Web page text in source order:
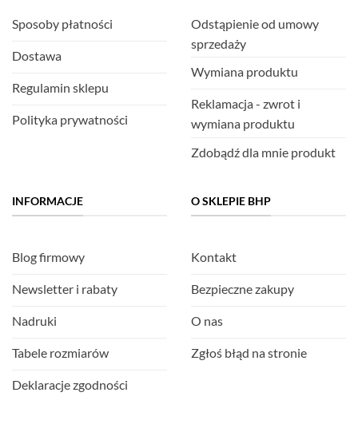
Sposoby płatności
Dostawa
Regulamin sklepu
Polityka prywatności
Odstąpienie od umowy
sprzedaży
Wymiana produktu
Reklamacja - zwrot i
wymiana produktu
Zdobądź dla mnie produkt
INFORMACJE
Blog firmowy
Newsletter i rabaty
Nadruki
Tabele rozmiarów
Deklaracje zgodności
O SKLEPIE BHP
Kontakt
Bezpieczne zakupy
O nas
Zgłoś błąd na stronie